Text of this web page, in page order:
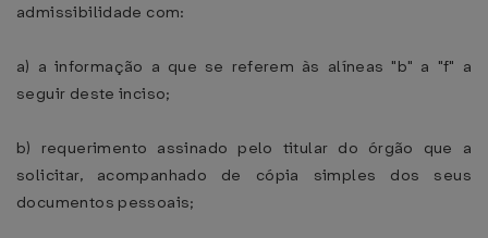
admissibilidade com:
a) a informação a que se referem às alíneas "b" a "f" a
seguir deste inciso;
b) requerimento assinado pelo titular do órgão que a
solicitar, acompanhado de cópia simples dos seus
documentos pessoais;